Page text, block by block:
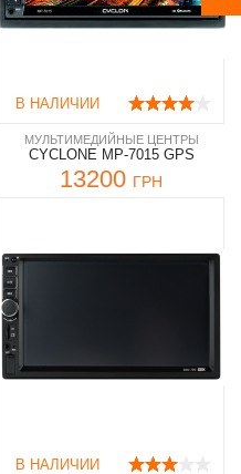
В НАЛИЧИИ
МУЛЬТИМЕДИЙНЫЕ ЦЕНТРЫ
CYCLONE MP-7015 GPS
13200 ГРН
В НАЛИЧИИ